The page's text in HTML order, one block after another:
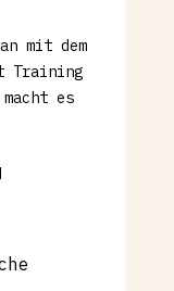
mit dem
Training
es